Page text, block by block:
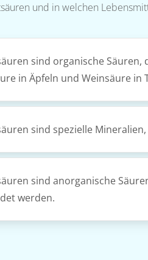
und in welchen
sind organische
in Äpfeln und Weinsäure in
sind spezielle
sind anorganische
werden.